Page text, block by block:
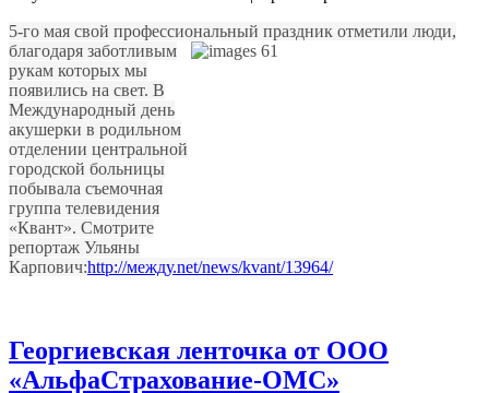
5-го мая свой профессиональный праздник отметили люди,
благодаря заботливым
рукам которых мы
появились на свет. В
Международный день
акушерки в родильном
отделении центральной
городской больницы
побывала съемочная
группа телевидения
«Квант». Смотрите
репортаж Ульяны
Карпович:http://между.net/news/kvant/13964/
Георгиевская ленточка от ООО
«АльфаCтрахование-ОМС»